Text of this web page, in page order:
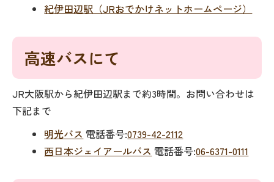
紀伊田辺駅（JRおでかけネットホームページ）
高速バスにて
JR大阪駅から紀伊田辺駅まで約3時間。お問い合わせは
下記まで
明光バス 電話番号:0739-42-2112
西日本ジェイアールバス 電話番号:06-6371-0111